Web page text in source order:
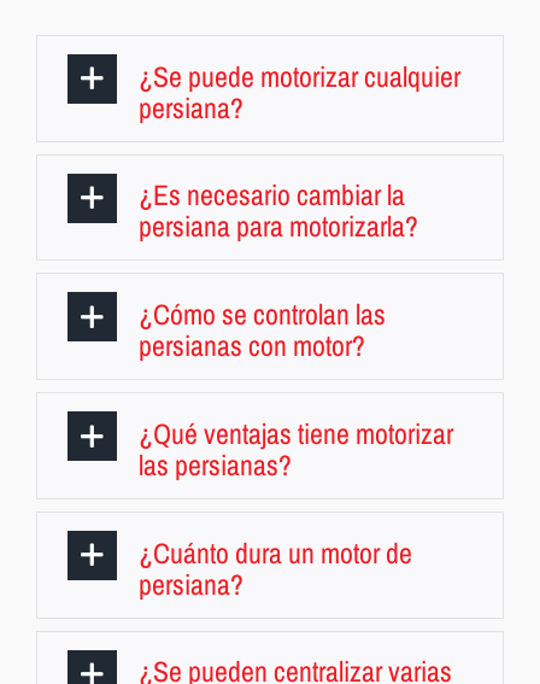
¿Se puede motorizar cualquier
persiana?
¿Es necesario cambiar la
persiana para motorizarla?
¿Cómo se controlan las
persianas con motor?
¿Qué ventajas tiene motorizar
las persianas?
¿Cuánto dura un motor de
persiana?
¿Se pueden centralizar varias